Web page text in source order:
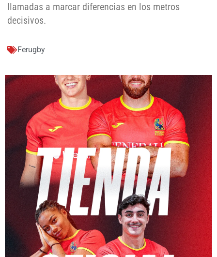
llamadas a marcar diferencias en los metros
decisivos.
Ferugby